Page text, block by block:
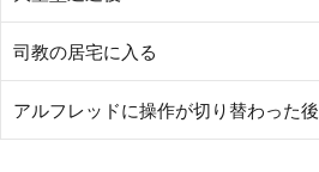
司教の居宅に入る
アルフレッドに操作が切り替わった後